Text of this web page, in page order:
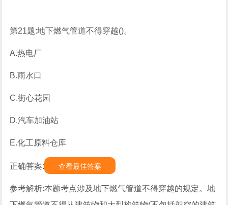
第21题:地下燃气管道不得穿越()。
A.热电厂
B.雨水口
C.街心花园
D.汽车加油站
E.化工原料仓库
正确答案: 查看最佳答案
参考解析:本题考点涉及地下燃气管道不得穿越的规定。地